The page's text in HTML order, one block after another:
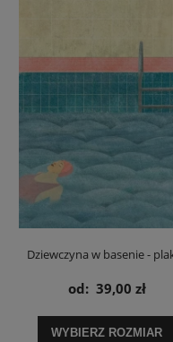
Dziewczyna w basenie -
od: 39,00 zł
WYBIERZ ROZMIAR